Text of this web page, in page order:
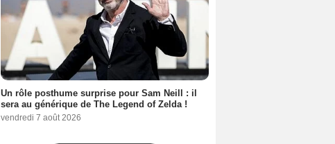
Un rôle posthume surprise pour Sam Neill : il
sera au générique de The Legend of Zelda !
vendredi 7 août 2026